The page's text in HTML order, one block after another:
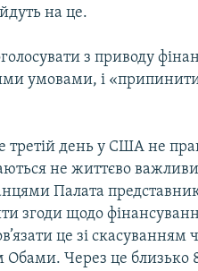
на це.
з приводу
умовами, і
третій день у США не
не життєво
Палата
згоди щодо
це зі
Обами. Через це близько